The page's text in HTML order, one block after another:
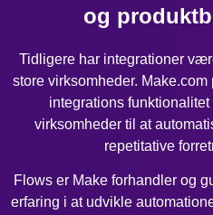
og
Tidligere har integrationer
store virksomheder.
integrations
virksomheder til at
repetitative
Flows er Make forhandler og
erfaring i at udvikle